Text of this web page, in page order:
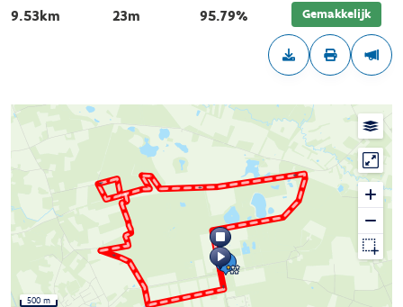
9.53km 23m 95.79% Gemakkelijk
500 m